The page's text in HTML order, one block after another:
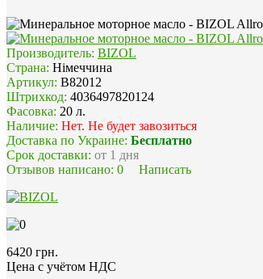
Производитель: BIZOL
Страна: Німеччина
Артикул: B82012
Штрихкод: 4036497820124
Фасовка: 20 л.
Наличие: Нет. Не будет завозиться
Доставка по Украине: Бесплатно
Срок доставки: от 1 дня
Отзывов написано: 0 Написать
6420 грн.
Цена с учётом НДС